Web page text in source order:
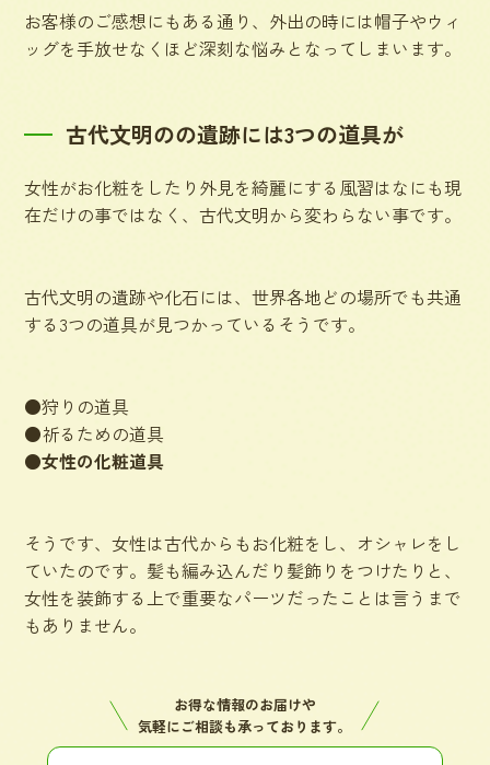
お客様のご感想にもある通り、外出の時には帽子やウィ
ッグを手放せなくほど深刻な悩みとなってしまいます。
古代文明のの遺跡には3つの道具が
女性がお化粧をしたり外見を綺麗にする風習はなにも現
在だけの事ではなく、古代文明から変わらない事です。
古代文明の遺跡や化石には、世界各地どの場所でも共通
する3つの道具が見つかっているそうです。
●狩りの道具
●祈るための道具
●女性の化粧道具
そうです、女性は古代からもお化粧をし、オシャレをし
ていたのです。髪も編み込んだり髪飾りをつけたりと、
女性を装飾する上で重要なパーツだったことは言うまで
もありません。
お得な情報のお届けや
気軽にご相談も承っております。